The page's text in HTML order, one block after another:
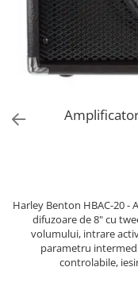
Shockmount
Stabilizatoare de
Power Conditioner
Unelte Audio
Accesorii de
Microfoane de
calibrare
Microfoane de studio
Microfoane de
Harley Benton HBAC-20
difuzoare de 8" cu
volumului, intrare
parametru
controlabile,